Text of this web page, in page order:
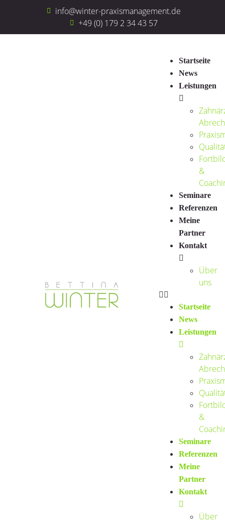
info@winter-praxismanagement.de
+49 (0) 179 2 34 43 57
Startseite
News
Leistungen
&
Seminare
Referenzen
Meine
Partner
Kontakt
Über
uns
Startseite
News
Leistungen
&
Seminare
Referenzen
Meine
Partner
Kontakt
Über